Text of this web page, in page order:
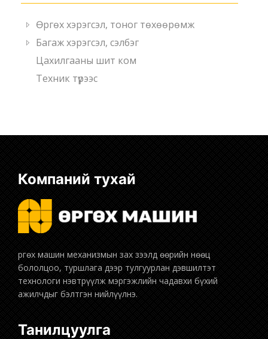
Өргөх хэрэгсэл, тоног төхөөрөмж
Багаж хэрэгсэл, сэлбэг
Цахилгааны шит ком
Техник түрээс
Компаний тухай
бололцоо, туршлага дээр тулгуурлан дэвшилтэт
технологи нэвтрүүлж мэргэжлийн чадавхи бүхий
ажилчдыг бэлтгэн нийлүүлнэ.
Танилцуулга